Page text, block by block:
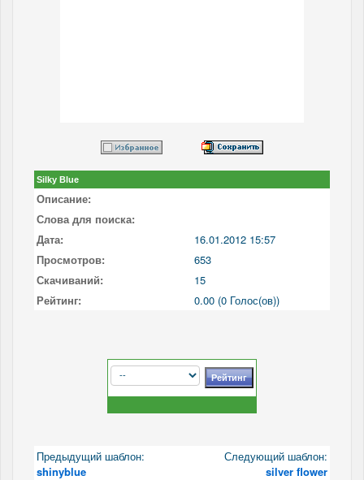
Silky Blue
Описание:
Слова для поиска:
Дата:
16.01.2012 15:57
Просмотров:
653
Скачиваний:
15
Рейтинг:
0.00 (0 Голос(ов))
Предыдущий шаблон:
shinyblue
Следующий шаблон:
silver flower